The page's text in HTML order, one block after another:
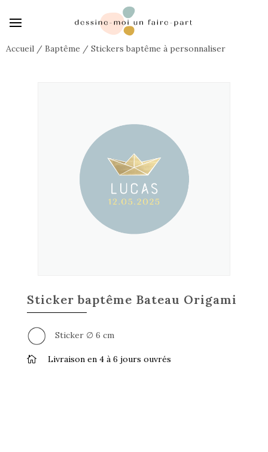
Accueil / Baptême / Stickers baptême à personnaliser
Sticker baptême Bateau Origami
Sticker ∅ 6 cm
 Livraison en 4 à 6 jours ouvrés